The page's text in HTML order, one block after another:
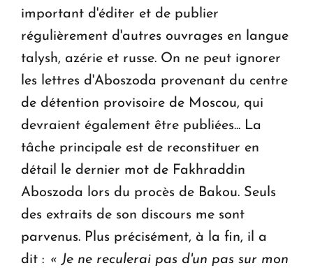
important d'éditer et de publier
régulièrement d'autres ouvrages en langue
talysh, azérie et russe. On ne peut ignorer
les lettres d'Aboszoda provenant du centre
de détention provisoire de Moscou, qui
devraient également être publiées... La
tâche principale est de reconstituer en
détail le dernier mot de Fakhraddin
Aboszoda lors du procès de Bakou. Seuls
des extraits de son discours me sont
parvenus. Plus précisément, à la fin, il a
dit : « Je ne reculerai pas d'un pas sur mon